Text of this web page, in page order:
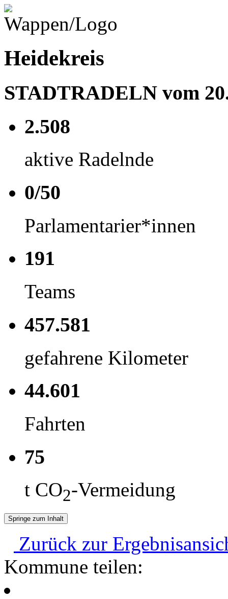
Heidekreis
STADTRADELN vom
2.508
aktive Radelnde
0/50
Parlamentarier*innen
191
Teams
457.581
gefahrene Kilometer
44.601
Fahrten
75
t CO2-Vermeidung
Springe zum Inhalt
Zurück zur
Kommune teilen: